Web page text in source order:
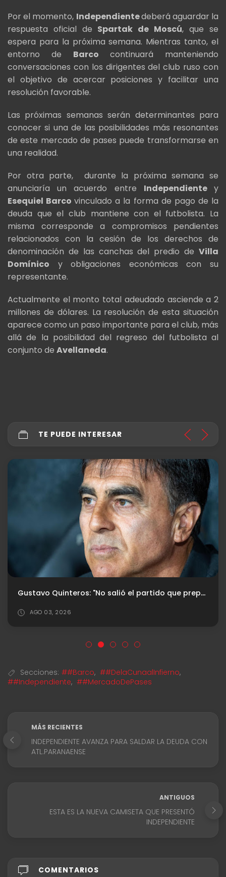
Por el momento, Independientedeberá aguardar la
respuesta oficial de Spartak de Moscú, que se
espera para la próxima semana. Mientras tanto, el
entorno de Barco continuará manteniendo
conversaciones con los dirigentes del club ruso con
el objetivo de acercar posiciones y facilitar una
resolución favorable.
Las próximas semanas serán determinantes para
conocer si una de las posibilidades más resonantes
de este mercado de pases puede transformarse en
una realidad.
Por otra parte, durante la próxima semana se
anunciaría un acuerdo entre Independientey
Esequiel Barcovinculado a la forma de pago de la
deuda que el club mantiene con el futbolista. La
misma corresponde a compromisos pendientes
relacionados con la cesión de los derechos de
denominación de las canchas del predio de Villa
Domínico y obligaciones económicas con su
representante.
Actualmente el monto total adeudado asciende a 2
millones de dólares. La resolución de esta situación
aparece como un paso importante para el club, más
allá de la posibilidad del regreso del futbolista al
conjunto de Avellaneda.
TE PUEDE INTERESAR
Gustavo Quinteros: "No salió el partido que preparamos, no tuvimos elaboración"
AGO 03, 2026
Secciones: ##Barco, ##DelaCunaalInfierno,
##Independiente, ##MercadoDePases
MÁS RECIENTES
INDEPENDIENTE AVANZA PARA SALDAR LA DEUDA CON
ATL.PARANAENSE
ANTIGUOS
ESTA ES LA NUEVA CAMISETA QUE PRESENTÓ
INDEPENDIENTE
COMENTARIOS